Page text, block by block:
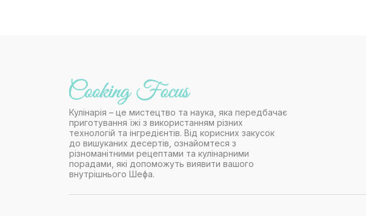
Кулінарія – це мистецтво та наука, яка передбачає
приготування їжі з використанням різних
технологій та інгредієнтів. Від корисних закусок
до вишуканих десертів, ознайомтеся з
різноманітними рецептами та кулінарними
порадами, які допоможуть виявити вашого
внутрішнього Шефа.